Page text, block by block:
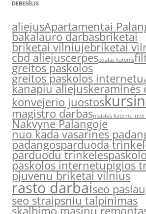
DEBESĖLIS
aliejusApartamentai
bakalauro darbasbriketai
briketai vilniujebriketai
cbd aliejuscerpesedalas katems
greitos paskolos
greitos paskolos internetu
kanapiu aliejuskeraminės
konvejerio juostos
magistro darbasmaistas katems
Nakvyne Palangoje
nuo kada vasarines
padangosparduoda
parduodu trinkeles
paskolos internetupigios
pjuvenu briketai vilnius
rasto darbaiseo
seo straipsniu talpinimas
skalbimo masinu